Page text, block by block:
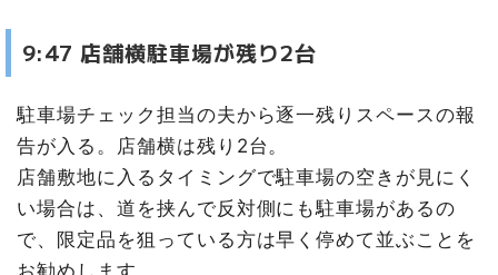
9:47 店舗横駐車場が残り2台
駐車場チェック担当の夫から逐一残りスペースの報
告が入る。店舗横は残り2台。
店舗敷地に入るタイミングで駐車場の空きが見にく
い場合は、道を挟んで反対側にも駐車場があるの
で、限定品を狙っている方は早く停めて並ぶことを